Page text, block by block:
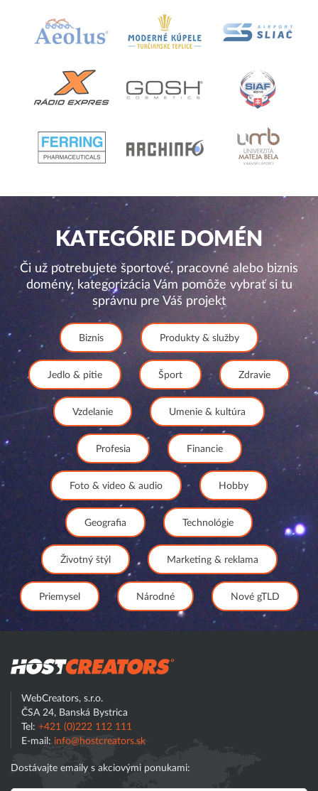
KATEGÓRIE DOMÉN
Či už potrebujete športové, pracovné alebo biznis
domény, kategorizácia Vám pomôže vybrať si tu
správnu pre Váš projekt
Biznis Produkty & služby
Jedlo & pitie Šport Zdravie
Vzdelanie Umenie & kultúra
Profesia Financie
Foto & video & audio Hobby
Geografia Technológie
Životný štýl Marketing & reklama
Priemysel Národné Nové gTLD
WebCreators, s.r.o.
ČSA 24, Banská Bystrica
Tel: +421 (0)222 112 111
E-mail: info@hostcreators.sk
Dostávajte emaily s akciovými ponukami: